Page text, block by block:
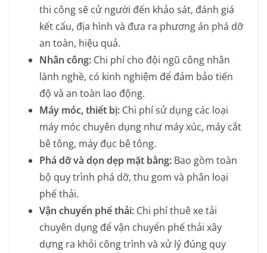
thi công sẽ cử người đến khảo sát, đánh giá
kết cấu, địa hình và đưa ra phương án phá dỡ
an toàn, hiệu quả.
Nhân công: Chi phí cho đội ngũ công nhân
lành nghề, có kinh nghiệm để đảm bảo tiến
độ và an toàn lao động.
Máy móc, thiết bị: Chi phí sử dụng các loại
máy móc chuyên dụng như máy xúc, máy cắt
bê tông, máy đục bê tông.
Phá dỡ và dọn dẹp mặt bằng: Bao gồm toàn
bộ quy trình phá dỡ, thu gom và phân loại
phế thải.
Vận chuyển phế thải: Chi phí thuê xe tải
chuyên dụng để vận chuyển phế thải xây
dựng ra khỏi công trình và xử lý đúng quy